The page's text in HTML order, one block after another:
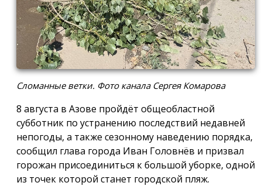
Сломанные ветки. Фото канала Сергея Комарова
8 августа в Азове пройдёт общеобластной
субботник по устранению последствий недавней
непогоды, а также сезонному наведению порядка,
сообщил глава города Иван Головнёв и призвал
горожан присоединиться к большой уборке, одной
из точек которой станет городской пляж.